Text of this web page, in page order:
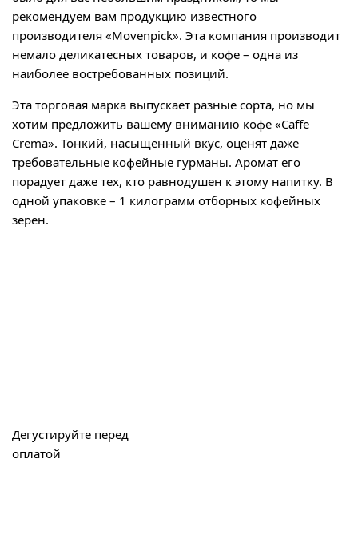
рекомендуем вам продукцию известного
производителя «Movenpick». Эта компания производит
немало деликатесных товаров, и кофе – одна из
наиболее востребованных позиций.
Эта торговая марка выпускает разные сорта, но мы
хотим предложить вашему вниманию кофе «Caffe
Crema». Тонкий, насыщенный вкус, оценят даже
требовательные кофейные гурманы. Аромат его
порадует даже тех, кто равнодушен к этому напитку. В
одной упаковке – 1 килограмм отборных кофейных
зерен.
Дегустируйте перед
оплатой